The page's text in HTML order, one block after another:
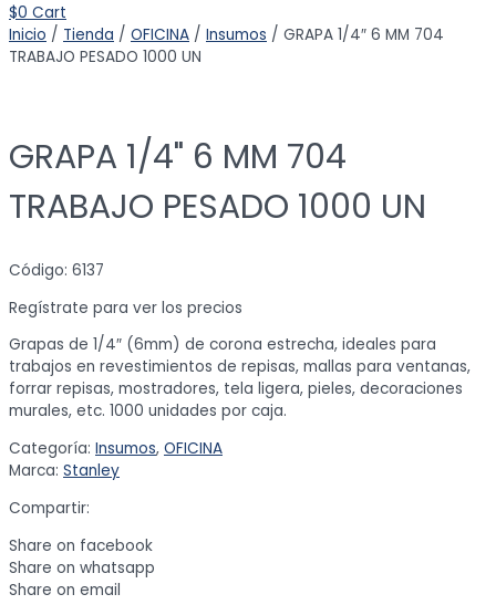
$0 Cart
Inicio / Tienda / OFICINA / Insumos / GRAPA 1/4″ 6 MM 704
TRABAJO PESADO 1000 UN
GRAPA 1/4" 6 MM 704
TRABAJO PESADO 1000 UN
Código: 6137
Regístrate para ver los precios
Grapas de 1/4″ (6mm) de corona estrecha, ideales para
trabajos en revestimientos de repisas, mallas para ventanas,
forrar repisas, mostradores, tela ligera, pieles, decoraciones
murales, etc. 1000 unidades por caja.
Categoría: Insumos, OFICINA
Marca: Stanley
Compartir:
Share on facebook
Share on whatsapp
Share on email